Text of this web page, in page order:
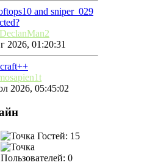
and sniper_029
2026, 01:20:31
2026, 05:45:02
Гостей: 15
Пользователей: 0